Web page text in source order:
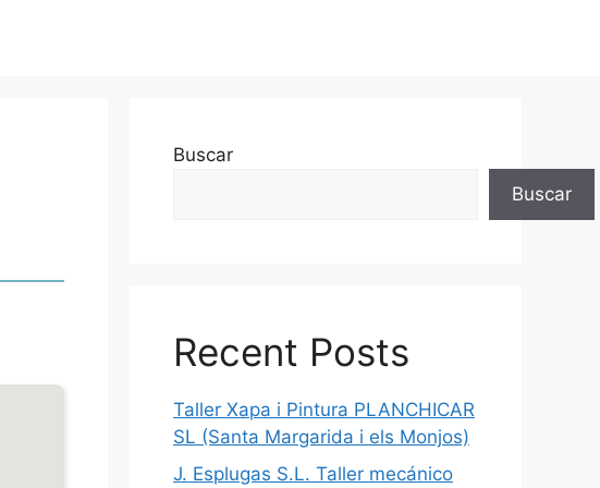
Buscar
Buscar
Recent Posts
Taller Xapa i Pintura PLANCHICAR
SL (Santa Margarida i els Monjos)
J. Esplugas S.L. Taller mecánico